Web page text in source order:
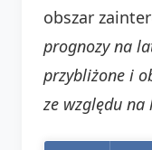
obszar
prognozy na
przybliżone i
ze względu na